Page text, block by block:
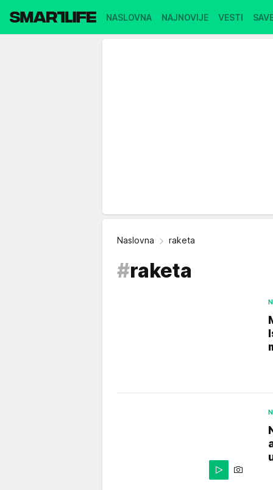
NASLOVNA NAJNOVIJE VESTI
Naslovna raketa
#raketa